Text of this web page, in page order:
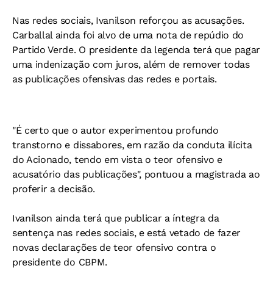
Nas redes sociais, Ivanilson reforçou as acusações.
Carballal ainda foi alvo de uma nota de repúdio do
Partido Verde. O presidente da legenda terá que pagar
uma indenização com juros, além de remover todas
as publicações ofensivas das redes e portais.
"É certo que o autor experimentou profundo
transtorno e dissabores, em razão da conduta ilícita
do Acionado, tendo em vista o teor ofensivo e
acusatório das publicações", pontuou a magistrada ao
proferir a decisão.
Ivanilson ainda terá que publicar a íntegra da
sentença nas redes sociais, e está vetado de fazer
novas declarações de teor ofensivo contra o
presidente do CBPM.